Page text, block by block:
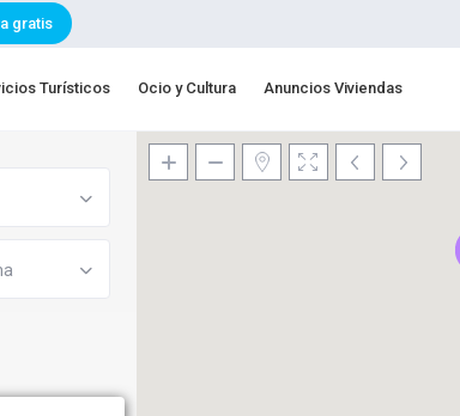
gratis
Turísticos Ocio y Cultura Anuncios Viviendas